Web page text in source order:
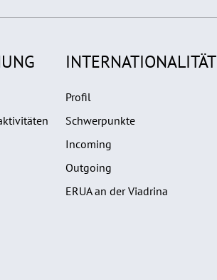
INTERNATIONALITÄT
Profil
Schwerpunkte
Incoming
Outgoing
ERUA an der Viadrina